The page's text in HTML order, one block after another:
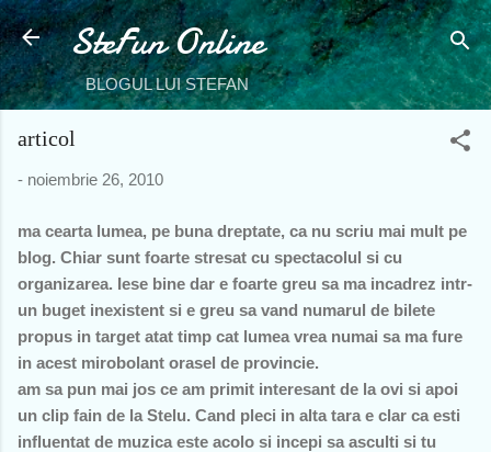
Treceți la
SteFun Online
BLOGUL LUI STEFAN
articol
- noiembrie 26, 2010
ma cearta lumea, pe buna dreptate, ca nu scriu mai mult pe
blog. Chiar sunt foarte stresat cu spectacolul si cu
organizarea. Iese bine dar e foarte greu sa ma incadrez intr-
un buget inexistent si e greu sa vand numarul de bilete
propus in target atat timp cat lumea vrea numai sa ma fure
in acest mirobolant orasel de provincie.
am sa pun mai jos ce am primit interesant de la ovi si apoi
un clip fain de la Stelu. Cand pleci in alta tara e clar ca esti
influentat de muzica este acolo si incepi sa asculti si tu